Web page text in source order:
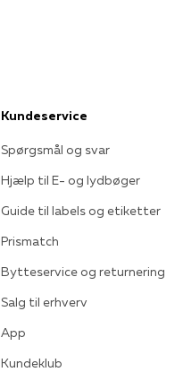
Kundeservice
Spørgsmål og svar
Hjælp til E- og lydbøger
Guide til labels og etiketter
Prismatch
Bytteservice og returnering
Salg til erhverv
App
Kundeklub